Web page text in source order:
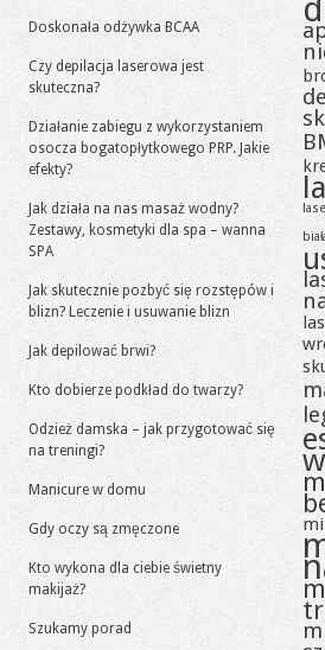
Doskonała odżywka BCAA
Czy depilacja laserowa jest
skuteczna?
Działanie zabiegu z wykorzystaniem
osocza bogatopłytkowego PRP. Jakie
efekty?
Jak działa na nas masaż wodny?
Zestawy, kosmetyki dla spa – wanna
SPA
Jak skutecznie pozbyć się rozstępów i
blizn? Leczenie i usuwanie blizn
Jak depilować brwi?
Kto dobierze podkład do twarzy?
Odzież damska – jak przygotować się
na treningi?
Manicure w domu
Gdy oczy są zmęczone
Kto wykona dla ciebie świetny
makijaż?
Szukamy porad